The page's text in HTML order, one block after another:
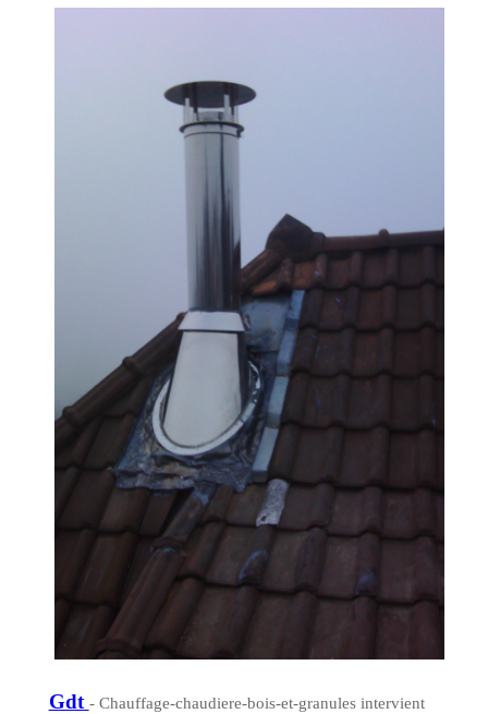
Gdt - Chauffage-chaudiere-bois-et-granules intervient